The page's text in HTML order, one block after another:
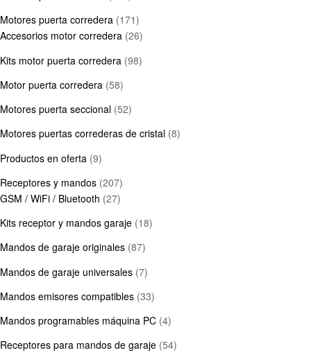
Motores puerta corredera (171)
Accesorios motor corredera (26)
Kits motor puerta corredera (98)
Motor puerta corredera (58)
Motores puerta seccional (52)
Motores puertas correderas de cristal (8)
Productos en oferta (9)
Receptores y mandos (207)
GSM / WiFi / Bluetooth (27)
Kits receptor y mandos garaje (18)
Mandos de garaje originales (87)
Mandos de garaje universales (7)
Mandos emisores compatibles (33)
Mandos programables máquina PC (4)
Receptores para mandos de garaje (54)